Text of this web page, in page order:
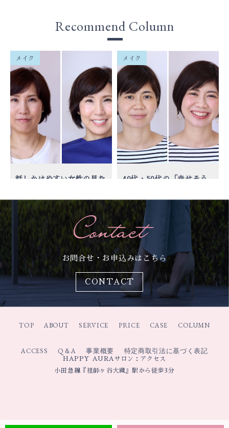
Recommend Column
メイク
話しかけやすい女性の見た
をしないための『優しげな
雰囲気』を作るメイク術
メイク
40代・50代の「幸せそう
なぜか愛される人が無意識
にやっている5つのこと
４０代５０代・メイクした
のせい？老け見えNGメイ
お問合せ・お申込みはこちら
CONTACT
HAPPY AURAサロン：アクセス
小田急線『祖師ヶ谷大蔵』駅から徒歩3分
TOP ABOUT SERVICE PRICE CASE COLUMN
ACCESS Q＆A 事業概要 特定商取引法に基づく表記